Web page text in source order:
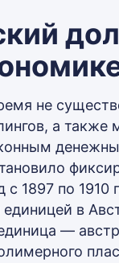
не
а также
1897 по 1910
в
—